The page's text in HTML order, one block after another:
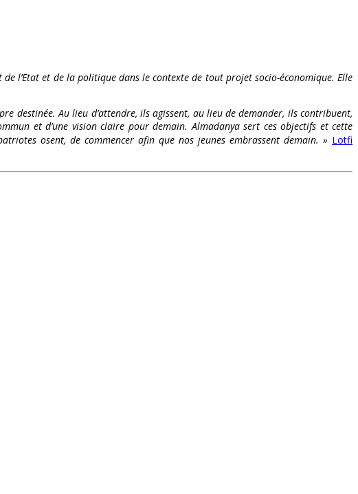
l’Etat et de la politique dans le contexte de tout projet socio-économique. Elle
destinée. Au lieu d’attendre, ils agissent, au lieu de demander, ils contribuent,
et d’une vision claire pour demain. Almadanya sert ces objectifs et cette
osent, de commencer afin que nos jeunes embrassent demain. » Lotfi